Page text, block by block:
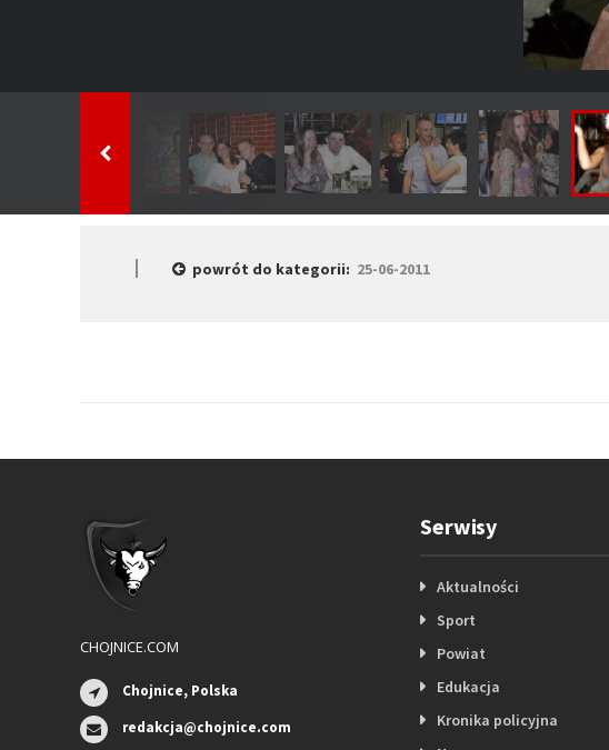
powrót do kategorii: 25-06-2011
CHOJNICE.COM
Chojnice, Polska
redakcja@chojnice.com
Serwisy
Aktualności
Sport
Powiat
Edukacja
Kronika policyjna